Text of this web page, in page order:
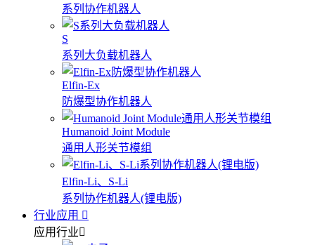
系列协作机器人
S
系列大负载机器人
Elfin-Ex
防爆型协作机器人
Humanoid Joint Module
通用人形关节模组
Elfin-Li、S-Li
系列协作机器人(锂电版)
行业应用
应用行业